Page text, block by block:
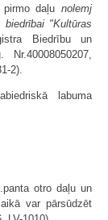
pirmo daļu nolemj
"Kultūras
Biedrību un
2).
labuma
otro daļu un
var pārsūdzēt